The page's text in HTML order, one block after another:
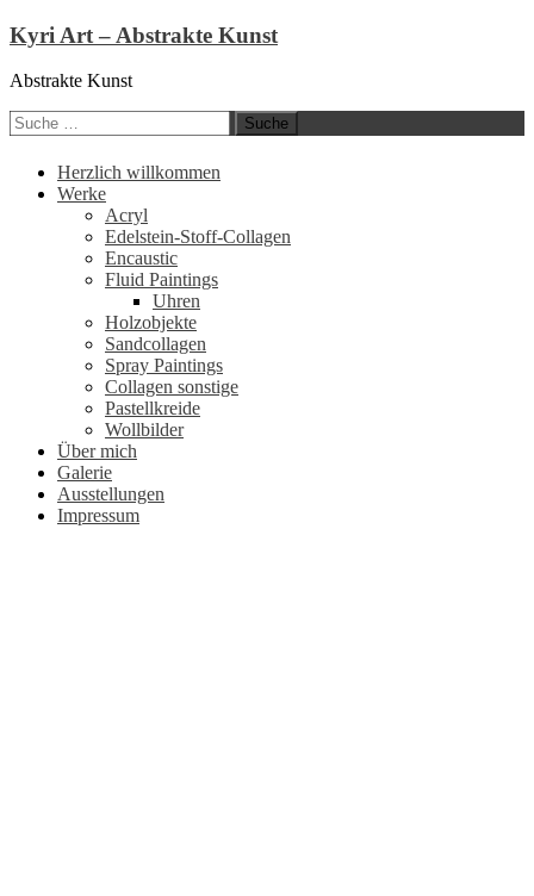
Kyri Art – Abstrakte Kunst
Abstrakte Kunst
Suche
nach:
Zum
Inhalt
Herzlich willkommen
Werke
Acryl
Edelstein-Stoff-Collagen
Encaustic
Fluid Paintings
Uhren
Holzobjekte
Sandcollagen
Spray Paintings
Collagen sonstige
Pastellkreide
Wollbilder
Über mich
Galerie
Ausstellungen
Impressum